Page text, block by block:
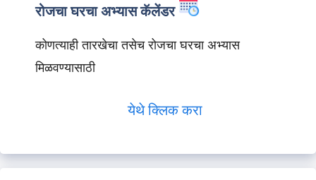
रोजचा घरचा अभ्यास कॅलेंडर
कोणत्याही तारखेचा तसेच रोजचा घरचा अभ्यास
मिळवण्यासाठी
येथे क्लिक करा